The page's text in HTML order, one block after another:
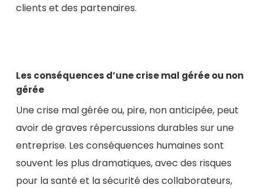
clients et des partenaires.
Les conséquences d’une crise mal gérée ou non
gérée
Une crise mal gérée ou, pire, non anticipée, peut
avoir de graves répercussions durables sur une
entreprise. Les conséquences humaines sont
souvent les plus dramatiques, avec des risques
pour la santé et la sécurité des collaborateurs,